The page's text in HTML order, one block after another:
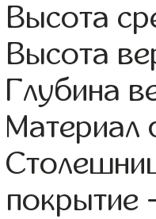
Высота
Высота
Глубина
покрытие